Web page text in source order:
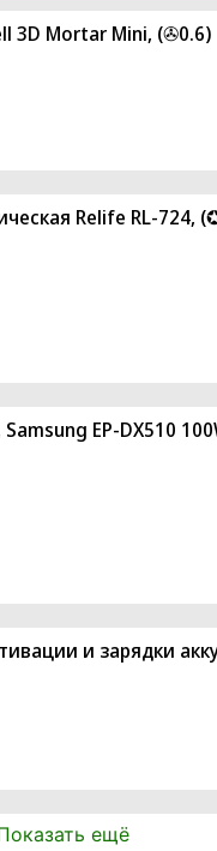
3D Mortar Mini, (✇0.6)
Relife RL-724,
EP-DX510
и зарядки
ещё